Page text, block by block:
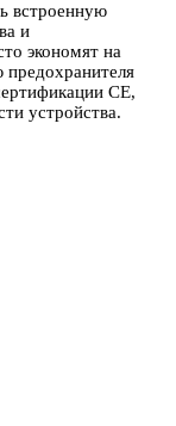
встроенную
и
экономят на
CE,
устройства.